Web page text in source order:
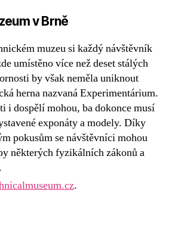
v Brně
muzeu si každý návštěvník
umístěno více než deset stálých
by však neměla uniknout
herna nazvaná Experimentárium.
i dospělí mohou, ba dokonce musí
exponáty a modely. Díky
pokusům se návštěvníci mohou
některých fyzikálních zákonů a
.